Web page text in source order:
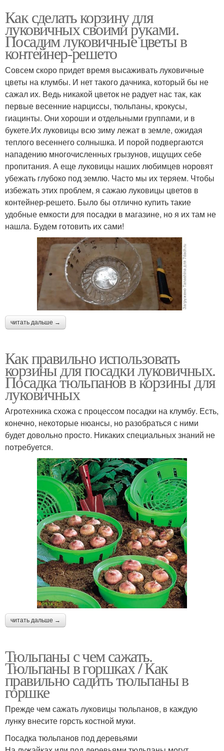
Как сделать корзину для
луковичных своими руками.
Посадим луковичные цветы в
контейнер-решето
Совсем скоро придет время высаживать луковичные
цветы на клумбы. И нет такого дачника, который бы не
сажал их. Ведь никакой цветок не радует нас так, как
первые весенние нарциссы, тюльпаны, крокусы,
гиацинты. Они хороши и отдельными группами, и в
букете.Их луковицы всю зиму лежат в земле, ожидая
теплого весеннего солнышка. И порой подвергаются
нападению многочисленных грызунов, ищущих себе
пропитания. А еще луковицы наших любимцев норовят
убежать глубоко под землю. Часто мы их теряем. Чтобы
избежать этих проблем, я сажаю луковицы цветов в
контейнер-решето. Было бы отлично купить такие
удобные емкости для посадки в магазине, но я их там не
нашла. Будем готовить их сами!
читать дальше →
Как правильно использовать
корзины для посадки луковичных.
Посадка тюльпанов в корзины для
луковичных
Агротехника схожа с процессом посадки на клумбу. Есть,
конечно, некоторые нюансы, но разобраться с ними
будет довольно просто. Никаких специальных знаний не
потребуется.
читать дальше →
Тюльпаны с чем сажать.
Тюльпаны в горшках / Как
правильно садить тюльпаны в
горшке
Прежде чем сажать луковицы тюльпанов, в каждую
лунку внесите горсть костной муки.
Посадка тюльпанов под деревьями